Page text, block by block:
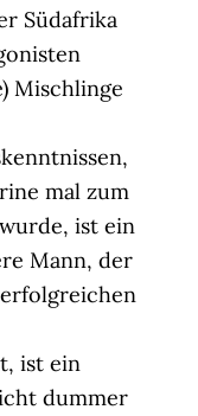
Südafrika
Mischlinge
mal zum
ist ein
Mann, der
ist ein
dummer